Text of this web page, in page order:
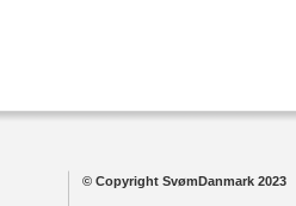
© Copyright SvømDanmark 2023